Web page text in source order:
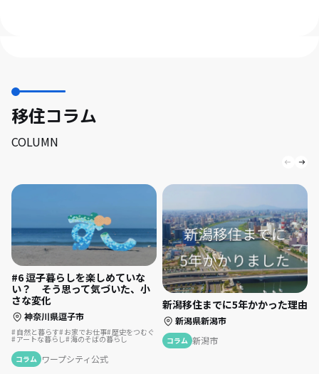
移住コラム
COLUMN
#6 逗子暮らしを楽しめていな
い？ そう思って気づいた、小
さな変化
神奈川県逗子市
自然と暮らす お家でお仕事 歴史をつむぐ
アートな暮らし 海のそばの暮らし
コラム ワープシティ公式
新潟移住までに5年かかった理由
新潟県新潟市
コラム 新潟市